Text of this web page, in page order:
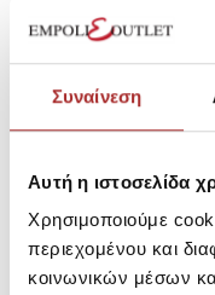
Συναίνεση
Αυτή η ιστοσελίδα
Χρησιμοποιούμε
περιεχομένου και
κοινωνικών μέσων
Μεγεθολόγιο
Σύνθεση
Αποστολές Προϊόντων